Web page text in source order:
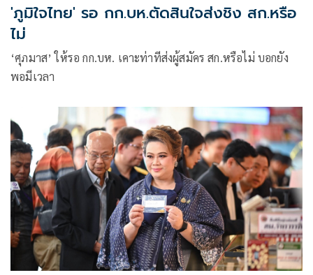
'ภูมิใจไทย' รอ กก.บห.ตัดสินใจส่งชิง สก.หรือ
ไม่
‘ศุภมาส’ ให้รอ กก.บห. เคาะท่าทีส่งผู้สมัคร สก.หรือไม่ บอกยัง
พอมีเวลา